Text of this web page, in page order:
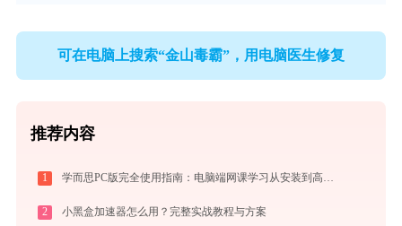
可在电脑上搜索“金山毒霸”，用电脑医生修复
推荐内容
1 学而思PC版完全使用指南：电脑端网课学习从安装到高效上课（2026最新）
2 小黑盒加速器怎么用？完整实战教程与方案